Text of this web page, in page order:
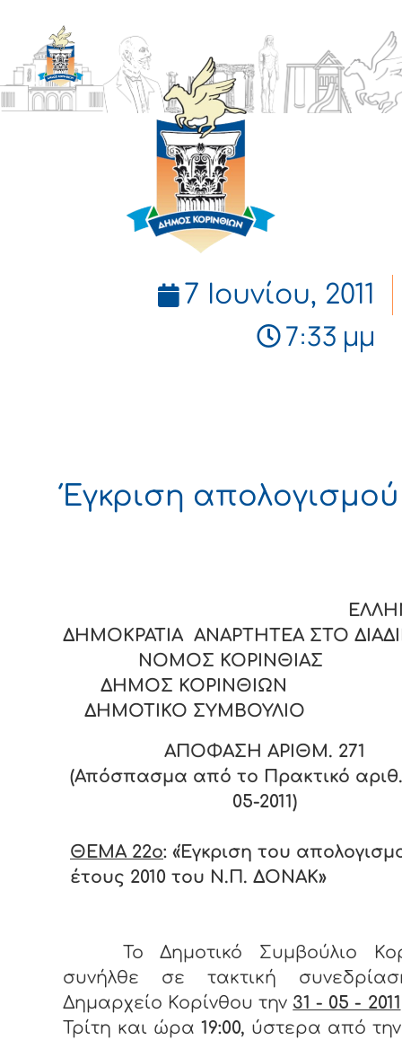
ΔΗΜΟΣ
ΚΟΡΙΝΘΙΩΝ
7 Ιουνίου, 2011
7:33 μμ
Έγκριση απολογισμού
ΔΗΜΟΚΡΑΤΙΑ ΑΝΑΡΤΗΤΕΑ ΣΤΟ
ΝΟΜΟΣ ΚΟΡΙΝΘΙΑΣ
ΔΗΜΟΣ ΚΟΡΙΝΘΙΩΝ
ΔΗΜΟΤΙΚΟ ΣΥΜΒΟΥΛΙΟ
ΑΠΟΦΑΣΗ ΑΡΙΘΜ. 271
(Απόσπασμα από το Πρακτικό αριθ.
05-2011)
ΘΕΜΑ 22o: «Έγκριση του
έτους 2010 του Ν.Π. ΔΟΝΑΚ»
Το Δημοτικό Συμβούλιο
συνήλθε σε τακτική
Δημαρχείο Κορίνθου την 31 - 05 - 2011
Τρίτη και ώρα 19:00, ύστερα από